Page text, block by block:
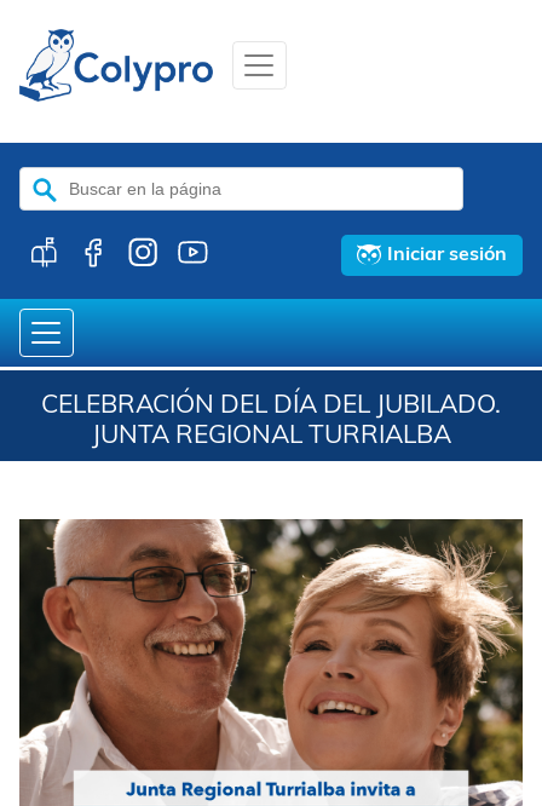
Buscar:
Iniciar sesión
CELEBRACIÓN DEL DÍA DEL JUBILADO.
JUNTA REGIONAL TURRIALBA